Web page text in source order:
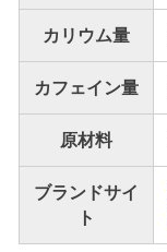
カリウム量
カフェイン量
原材料
ブランドサイ
ト